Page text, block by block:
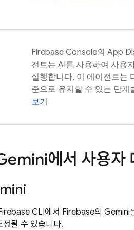
Firebase Console의 App
전트는 AI를 사용하여 사용
실행합니다. 이 에이전트는
준으로 유지할 수 있는 단계
보기
에서 사용자
CLI에서 Firebase의 Gemini
정될 수 있습니다.